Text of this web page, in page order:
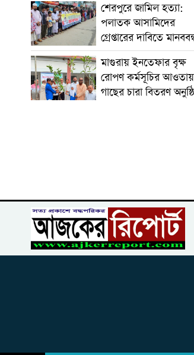
শেরপুরে জামিল হত্যা:
পলাতক আসামিদের
গ্রেপ্তারের দাবিতে
মাগুরায় ইনতেফার বৃক্ষ
রোপণ কর্মসূচির আওতায়
গাছের চারা বিতরণ